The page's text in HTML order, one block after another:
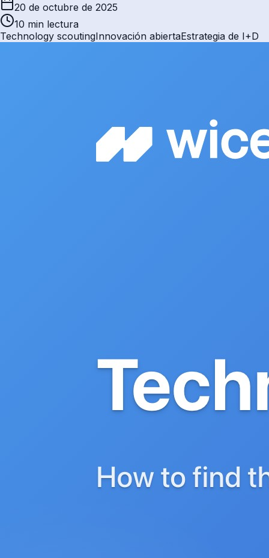
20 de octubre de 2025
10 min lectura
Technology scoutingInnovación abiertaEstrategia de I+D